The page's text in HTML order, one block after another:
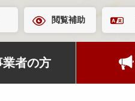
閲覧補助
業者の方